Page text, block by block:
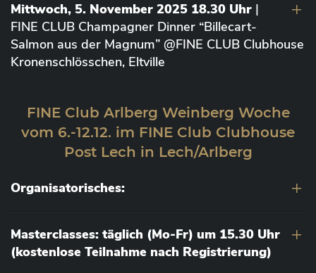
Mittwoch, 5. November 2025 18.30 Uhr |
FINE CLUB Champagner Dinner “Billecart-
Salmon aus der Magnum” @FINE CLUB Clubhouse
Kronenschlösschen, Eltville
FINE Club Arlberg Weinberg Woche
vom 6.-12.12. im FINE Club Clubhouse
Post Lech in Lech/Arlberg
Organisatorisches:
Masterclasses: täglich (Mo-Fr) um 15.30 Uhr
(kostenlose Teilnahme nach Registrierung)